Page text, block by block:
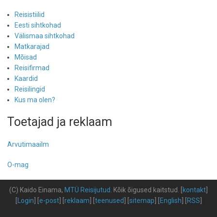
Reisistiilid
Eesti sihtkohad
Välismaa sihtkohad
Matkarajad
Mõisad
Reisifirmad
Kaardid
Reisilingid
Kus ma olen?
Toetajad ja reklaam
Arvutimaailm
O-mag
(C) Kaido Einama, MTÜ Reisijutud. Kõik õigused kaitstud. kontakt
Login e-post] [ reklaam teenused sitemap English RSS